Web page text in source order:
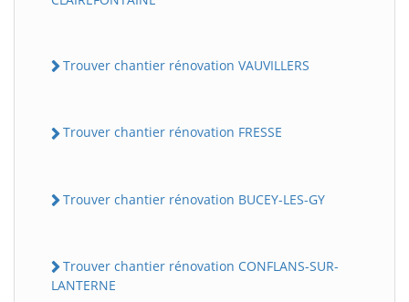
Trouver chantier rénovation VAUVILLERS
Trouver chantier rénovation FRESSE
Trouver chantier rénovation BUCEY-LES-GY
Trouver chantier rénovation CONFLANS-SUR-
LANTERNE